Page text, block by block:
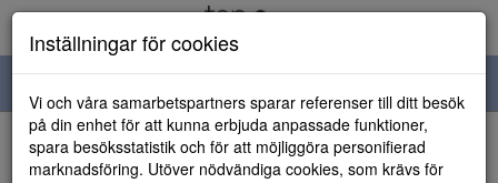
navigation
HEM
Inställningar för cookies
Vi och våra samarbetspartners sparar referenser till ditt besök
på din enhet för att kunna erbjuda anpassade funktioner,
spara besöksstatistik och för att möjliggöra personifierad
marknadsföring. Utöver nödvändiga cookies, som krävs för